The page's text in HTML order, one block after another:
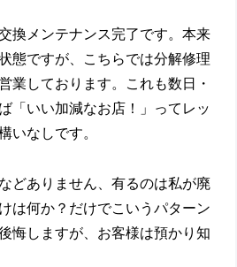
換メンテナンス完了です。本来
態ですが、こちらでは分解修理
業しております。これも数日・
「いい加減なお店！」ってレッ
いなしです。
どありません、有るのは私が廃
は何か？だけでこいうパターン
悔しますが、お客様は預かり知